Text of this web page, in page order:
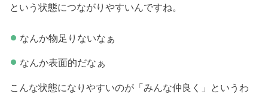
という状態につながりやすいんですね。
なんか物足りないなぁ
なんか表面的だなぁ
こんな状態になりやすいのが「みんな仲良く」というわ